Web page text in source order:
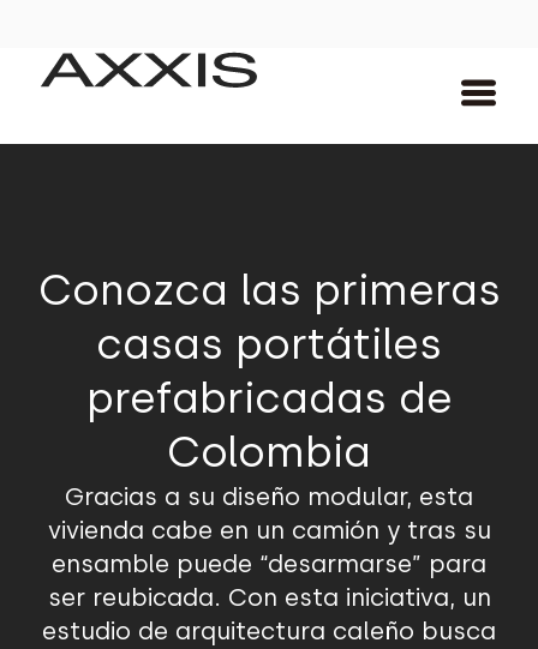
Conozca las primeras
casas portátiles
prefabricadas de
Colombia
Gracias a su diseño modular, esta
vivienda cabe en un camión y tras su
ensamble puede “desarmarse” para
ser reubicada. Con esta iniciativa, un
estudio de arquitectura caleño busca